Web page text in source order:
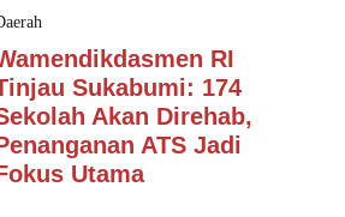
RI
Sukabumi: 174
Akan Direhab,
ATS Jadi
Utama